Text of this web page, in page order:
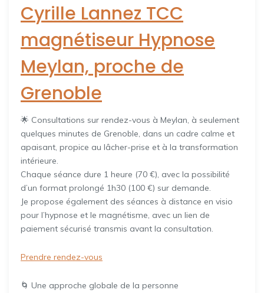
Cyrille Lannez TCC
magnétiseur Hypnose
Meylan, proche de
Grenoble
🌟 Consultations sur rendez-vous à Meylan, à seulement
quelques minutes de Grenoble, dans un cadre calme et
apaisant, propice au lâcher-prise et à la transformation
intérieure.
Chaque séance dure 1 heure (70 €), avec la possibilité
d’un format prolongé 1h30 (100 €) sur demande.
Je propose également des séances à distance en visio
pour l’hypnose et le magnétisme, avec un lien de
paiement sécurisé transmis avant la consultation.
Prendre rendez-vous
🌀 Une approche globale de la personne